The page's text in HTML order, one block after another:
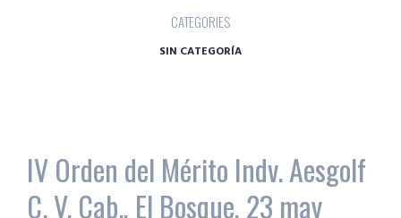
CATEGORIES
SIN CATEGORÍA
IV Orden del Mérito Indv. Aesgolf
C. V. Cab., El Bosque, 23 may